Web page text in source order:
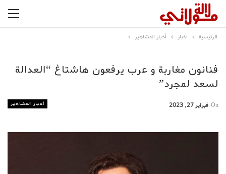
الرئيسية اخبار أخبار المشاهير
فنانون مغاربة و عرب يرفعون هاشتاغ “العدالة
لسعد لمجرد”
أخبار المشاهير On فبراير 27, 2023